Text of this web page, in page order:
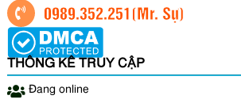
0989.352.251(Mr. Sự)
THỐNG KÊ TRUY CẬP
Đang online